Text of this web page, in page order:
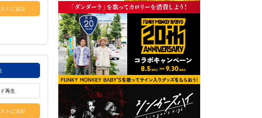
トに追加
再生
トに追加